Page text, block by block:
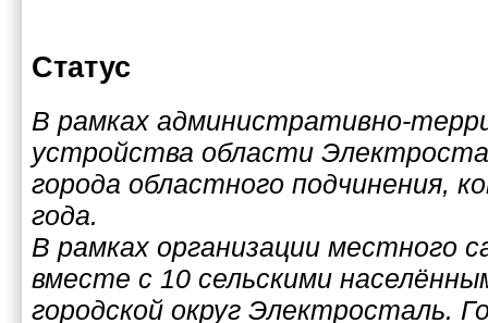
Статус
В рамках административно-
устройства области
города областного подчинения,
года.
В рамках организации местного
вместе с 10 сельскими
городской округ Электросталь.